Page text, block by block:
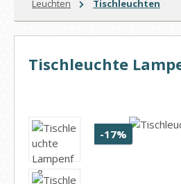
Leuchten Tischleuchten
Tischleuchte
Bildergalerie überspringen
-17%